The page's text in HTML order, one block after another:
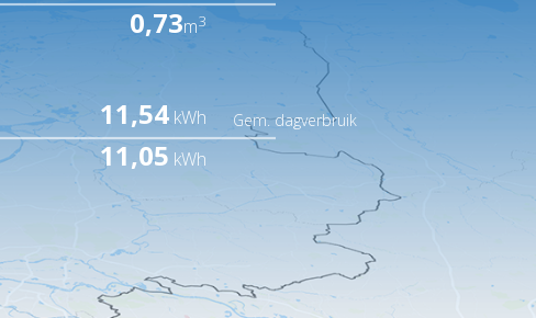
0,73m3
11,54 kWh Gem. dagverbruik
11,05 kWh